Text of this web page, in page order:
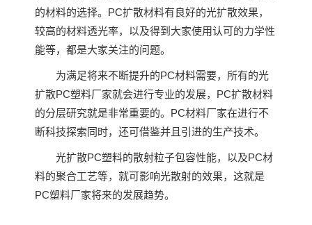
的材料的选择。PC扩散材料有良好的光扩散效果，
较高的材料透光率，以及得到大家使用认可的力学性
能等，都是大家关注的问题。
为满足将来不断提升的PC材料需要，所有的光
扩散PC塑料厂家就会进行专业的发展，PC扩散材料
的分层研究就是非常重要的。PC材料厂家在进行不
断科技探索同时，还可借鉴并且引进的生产技术。
光扩散PC塑料的散射粒子包容性能，以及PC材
料的聚合工艺等，就可影响光散射的效果，这就是
PC塑料厂家将来的发展趋势。